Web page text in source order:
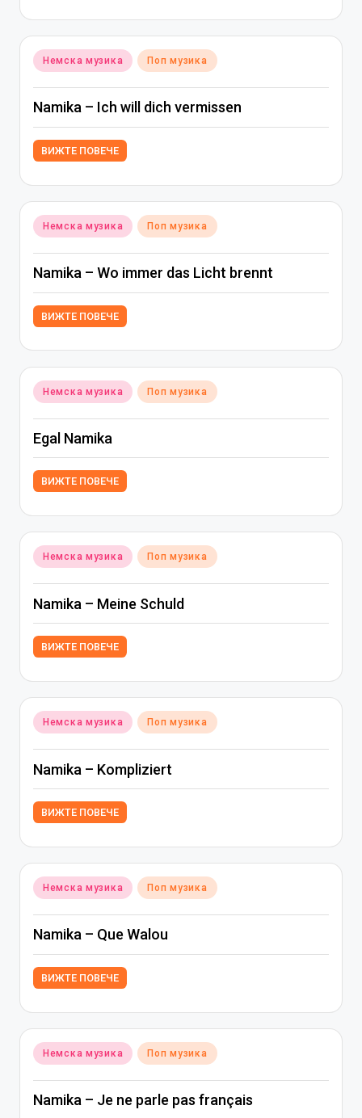
Posted
in
Немска музика Поп музика
Namika – Ich will dich vermissen
ВИЖТЕ ПОВЕЧЕ
Posted
in
Немска музика Поп музика
Namika – Wo immer das Licht brennt
ВИЖТЕ ПОВЕЧЕ
Posted
in
Немска музика Поп музика
Egal Namika
ВИЖТЕ ПОВЕЧЕ
Posted
in
Немска музика Поп музика
Namika – Meine Schuld
ВИЖТЕ ПОВЕЧЕ
Posted
in
Немска музика Поп музика
Namika – Kompliziert
ВИЖТЕ ПОВЕЧЕ
Posted
in
Немска музика Поп музика
Namika – Que Walou
ВИЖТЕ ПОВЕЧЕ
Posted
in
Немска музика Поп музика
Namika – Je ne parle pas français